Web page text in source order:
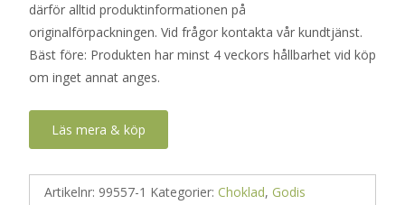
därför alltid produktinformationen på
originalförpackningen. Vid frågor kontakta vår kundtjänst.
Bäst före: Produkten har minst 4 veckors hållbarhet vid köp
om inget annat anges.
Läs mera & köp
Artikelnr: 99557-1 Kategorier: Choklad, Godis